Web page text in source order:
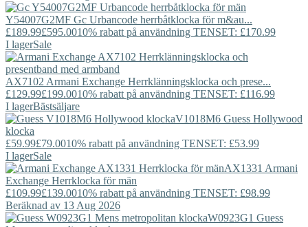
Y54007G2MF Gc Urbancode herrbåtklocka för m&au...
£189.99£595.0010% rabatt på användning TENSET: £170.99
I lagerSale
AX7102 Armani Exchange Herrklänningsklocka och prese...
£129.99£199.0010% rabatt på användning TENSET: £116.99
I lagerBästsäljare
V1018M6 Guess Hollywood
klocka
£59.99£79.0010% rabatt på användning TENSET: £53.99
I lagerSale
AX1331 Armani
Exchange Herrklocka för män
£109.99£139.0010% rabatt på användning TENSET: £98.99
Beräknad av 13 Aug 2026
W0923G1 Guess